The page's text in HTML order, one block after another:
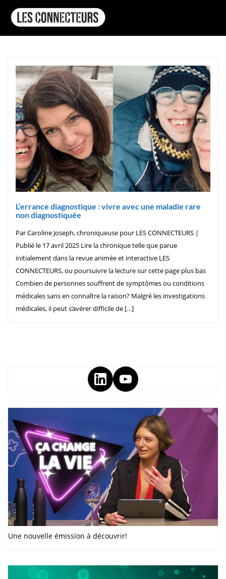
L’errance diagnostique : vivre avec une maladie rare
non diagnostiquée
Par Caroline Joseph, chroniqueuse pour LES CONNECTEURS |
Publié le 17 avril 2025 Lire la chronique telle que parue
initialement dans la revue animée et interactive LES
CONNECTEURS, ou poursuivre la lecture sur cette page plus bas
Combien de personnes souffrent de symptômes ou conditions
médicales sans en connaître la raison? Malgré les investigations
médicales, il peut s’avérer difficile de […]
Une nouvelle émission à découvrir!